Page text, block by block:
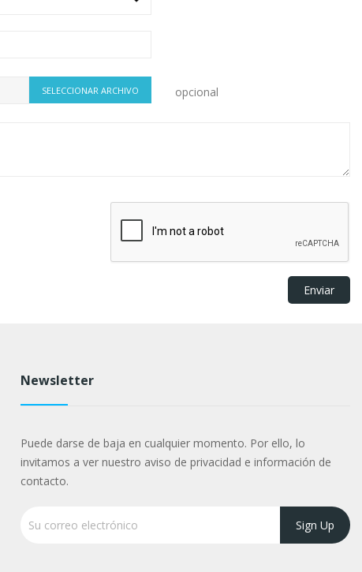
SELECCIONAR ARCHIVO opcional
Newsletter
Puede darse de baja en cualquier momento. Por ello, lo
invitamos a ver nuestro aviso de privacidad e información de
contacto.